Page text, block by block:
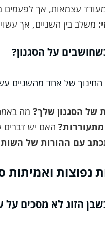
עצמאות, אך לפעמים
משלב בין השניים, אך
על הסגנון?
החינוך של אחד מהשניים
של הסגנון שלך? מה
מתעוררות? האם יש דברים
עם ההורות של
נפוצות ואמיתות
הזוג לא מסכים על